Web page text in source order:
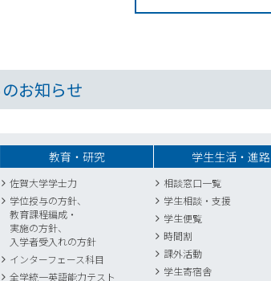
お知らせ
教育・研究
佐賀大学学士力
学位授与の方針、
教育課程編成・
実施の方針、
入学者受入れの方針
インターフェース科目
全学統一英語能力テスト
学生生活・進路
相談窓口一覧
学生相談・支援
学生便覧
時間割
課外活動
学生寄宿舎